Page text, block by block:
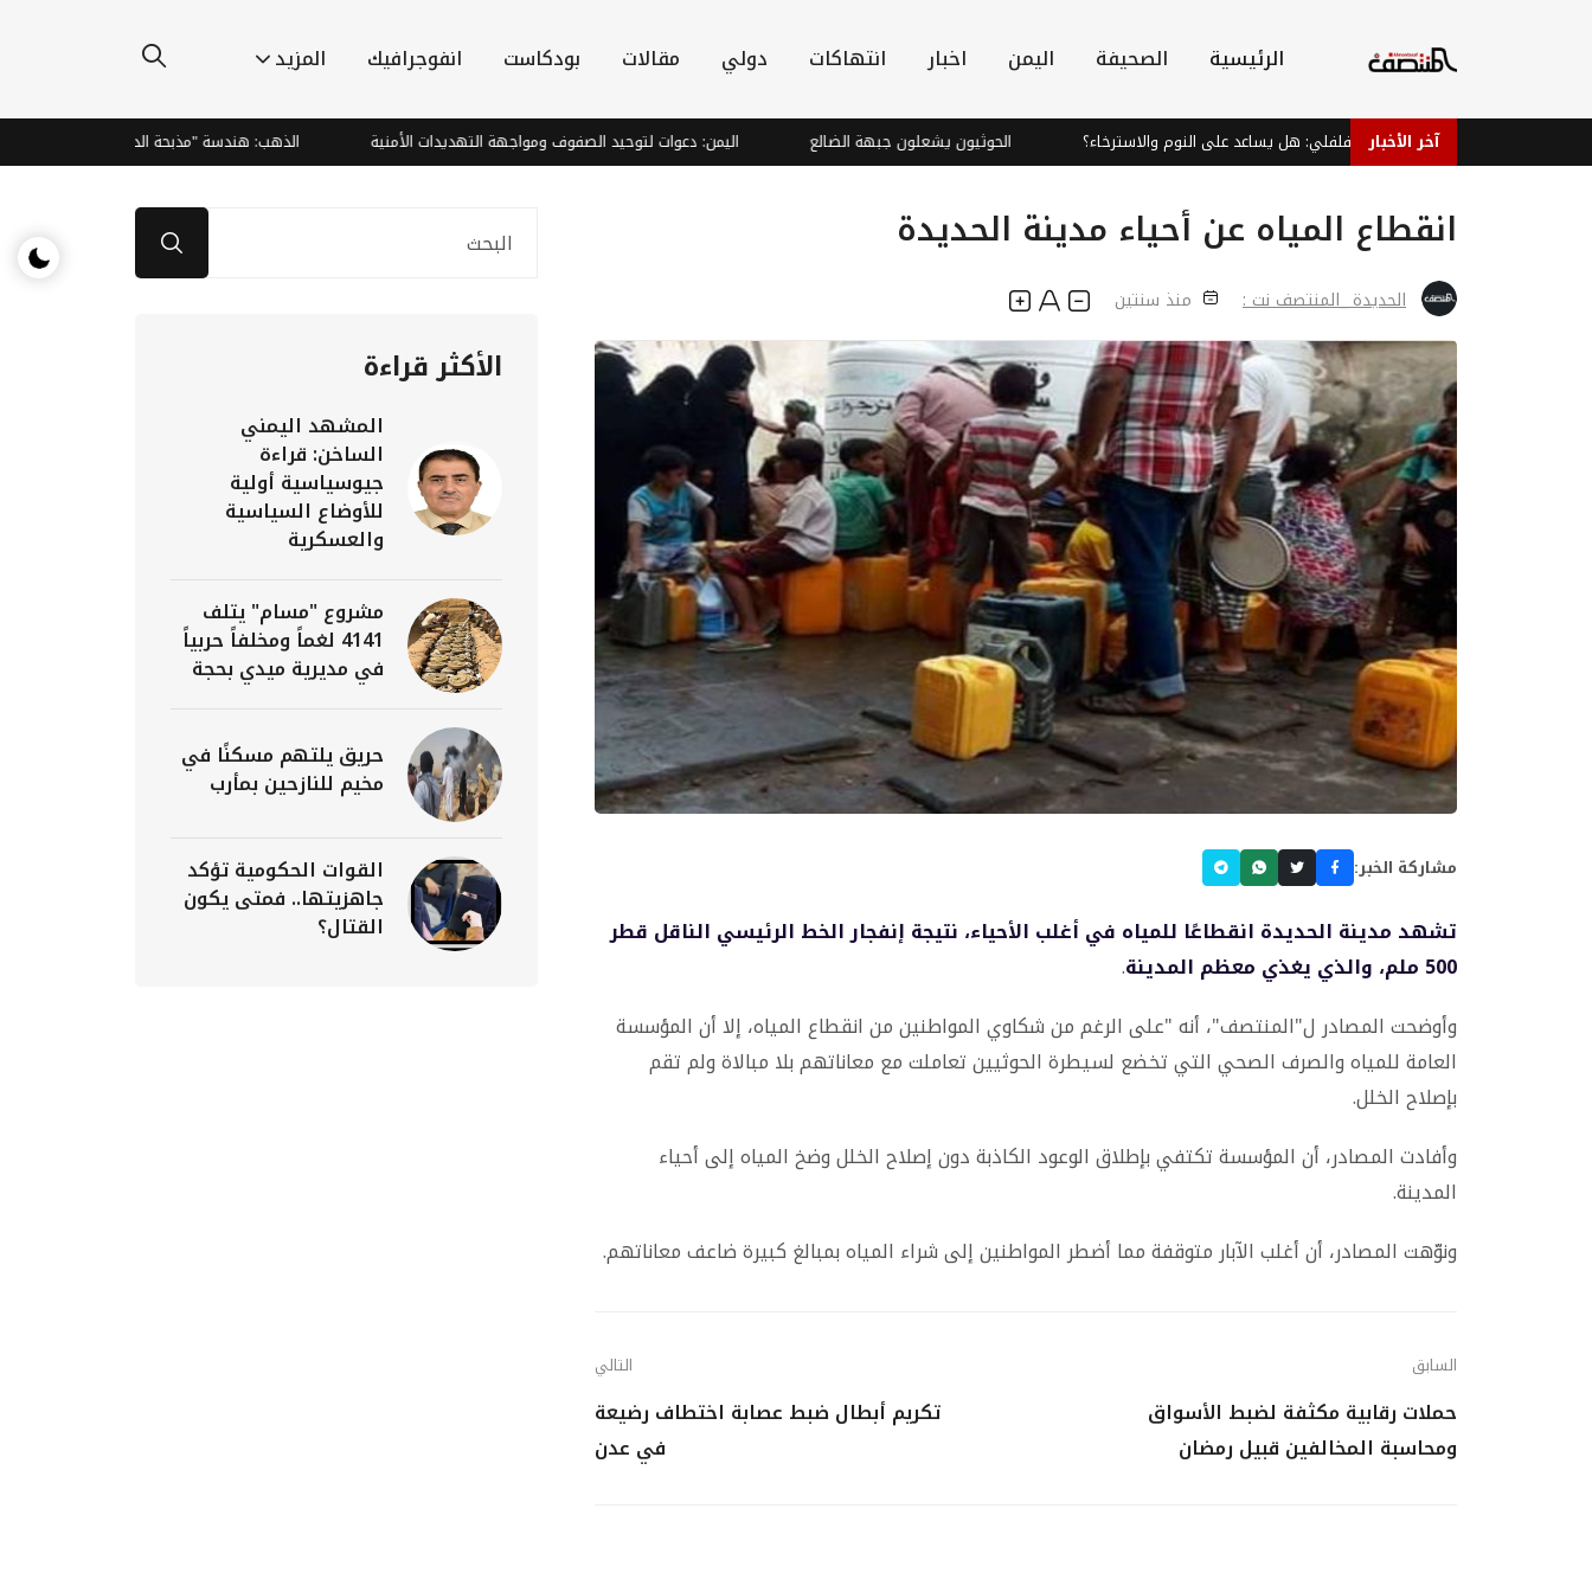
الرئيسية الصحيفة اليمن اخبار انتهاكات دولي مقالات بودكاست انفوجرافيك المزيد
آخر الأخبار
شاي النعناع الفلفلي: هل يساعد على النوم والاسترخاء؟ الحوثيون يشعلون جبهة الضالع اليمن: دعوات لتوحيد الصفوف ومواجهة التهديدات الأمنية الذهب: هندسة "مذبحة الدببة" وصعود صاروخي
انقطاع المياه عن أحياء مدينة الحديدة
الحديدة _المنتصف نت : منذ سنتين
مشاركة الخبر:
تشهد مدينة الحديدة انقطاعًا للمياه في أغلب الأحياء، نتيجة إنفجار الخط الرئيسي الناقل قطر
500 ملم، والذي يغذي معظم المدينة
.
وأوضحت المصادر ل"المنتصف"، أنه "على الرغم من شكاوي المواطنين من انقطاع المياه، إلا أن المؤسسة
العامة للمياه والصرف الصحي التي تخضع لسيطرة الحوثيين تعاملت مع معاناتهم بلا مبالاة ولم تقم
بإصلاح الخلل.
وأفادت المصادر، أن المؤسسة تكتفي بإطلاق الوعود الكاذبة دون إصلاح الخلل وضخ المياه إلى أحياء
المدينة.
ونوّهت المصادر، أن أغلب الآبار متوقفة مما أضطر المواطنين إلى شراء المياه بمبالغ كبيرة ضاعف معاناتهم.
السابق
حملات رقابية مكثفة لضبط الأسواق
ومحاسبة المخالفين قبيل رمضان
التالي
تكريم أبطال ضبط عصابة اختطاف رضيعة
في عدن
الأكثر قراءة
المشهد اليمني
الساخن: قراءة
جيوسياسية أولية
للأوضاع السياسية
والعسكرية
مشروع "مسام" يتلف
4141 لغماً ومخلفاً حربياً
في مديرية ميدي بحجة
حريق يلتهم مسكنًا في
مخيم للنازحين بمأرب
القوات الحكومية تؤكد
جاهزيتها.. فمتى يكون
القتال؟